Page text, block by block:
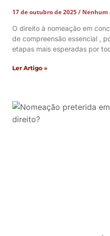
17 de outubro de 2025
Nenhum
O direito à nomeação em
de compreensão essencial ,
etapas mais esperadas por
Ler Artigo »